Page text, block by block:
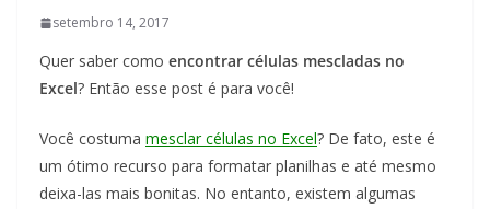
setembro 14, 2017
Quer saber como encontrar células mescladas no
Excel? Então esse post é para você!
Você costuma mesclar células no Excel? De fato, este é
um ótimo recurso para formatar planilhas e até mesmo
deixa-las mais bonitas. No entanto, existem algumas